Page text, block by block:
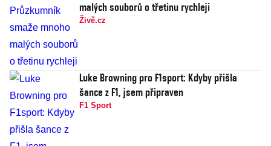
malých souborů o třetinu rychleji
Živě.cz
Luke Browning pro F1sport: Kdyby přišla
šance z F1, jsem připraven
F1 Sport